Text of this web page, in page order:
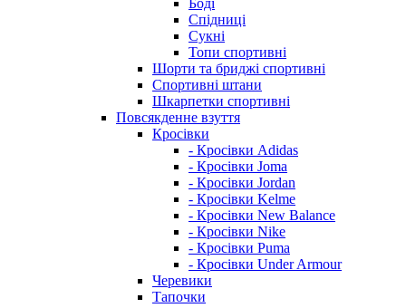
Спідниці
Сукні
Топи спортивні
Шорти та бриджі спортивні
Спортивні штани
Шкарпетки спортивні
Повсякденне взуття
Кросівки
- Кросівки Adidas
- Кросівки Joma
- Кросівки Jordan
- Кросівки Kelme
- Кросівки New Balance
- Кросівки Nike
- Кросівки Puma
- Кросівки Under Armour
Черевики
Тапочки